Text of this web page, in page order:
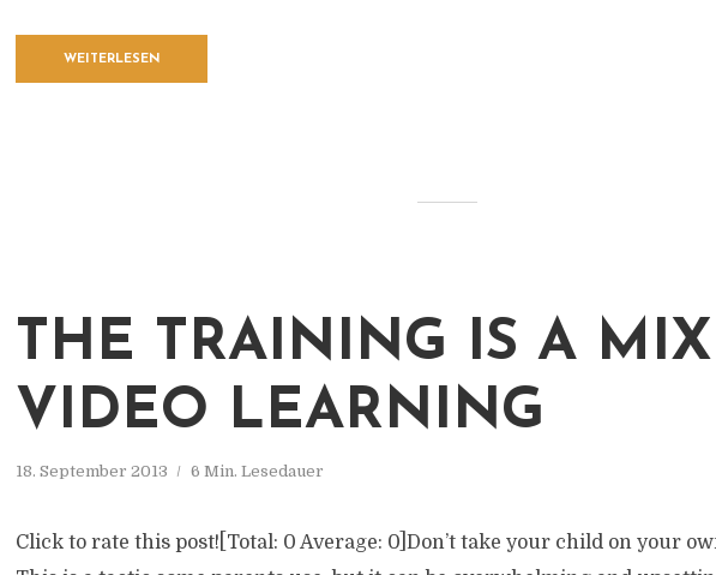
WEITERLESEN
THE TRAINING IS A
VIDEO LEARNING
18. September 2013 6 Min. Lesedauer
Click to rate this post![Total: 0 Average: 0]Don’t take your child on your